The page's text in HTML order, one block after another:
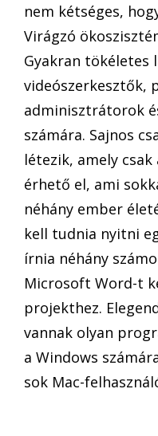
nem kétséges,
Virágzó
Gyakran
videószerkesztők,
adminisztrátorok
számára. Sajnos
létezik, amely
érhető el, ami
néhány ember
kell tudnia nyitni
írnia néhány
Microsoft Word-t
projekthez.
vannak olyan
a Windows
sok Mac-